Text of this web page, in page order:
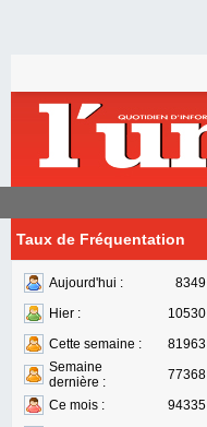
Taux de Fréquentation
Aujourd'hui :
8349
Hier :
10530
Cette semaine :
81963
Semaine
dernière :
77368
Ce mois :
94335